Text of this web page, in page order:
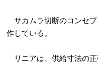
サカムラ切断のコンセプ
作している。
リニアは、供給寸法の正